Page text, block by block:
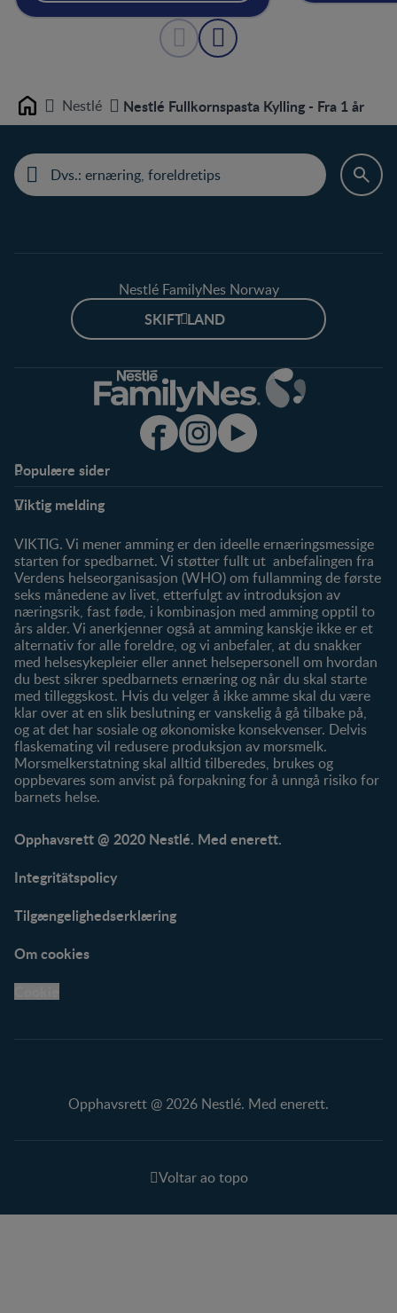
Home Nestlé Nestlé Fullkornspasta Kylling - Fra 1 år
Nestlé FamilyNes Norway
SKIFT LAND
Populære sider
FAQ
Våre merker
Viktig melding
VIKTIG. Vi mener amming er den ideelle ernæringsmessige
starten for spedbarnet. Vi støtter fullt ut anbefalingen fra
Verdens helseorganisasjon (WHO) om fullamming de første
seks månedene av livet, etterfulgt av introduksjon av
næringsrik, fast føde, i kombinasjon med amming opptil to
års alder. Vi anerkjenner også at amming kanskje ikke er et
alternativ for alle foreldre, og vi anbefaler, at du snakker
med helsesykepleier eller annet helsepersonell om hvordan
du best sikrer spedbarnets ernæring og når du skal starte
med tilleggskost. Hvis du velger å ikke amme skal du være
klar over at en slik beslutning er vanskelig å gå tilbake på,
og at det har sosiale og økonomiske konsekvenser. Delvis
flaskemating vil redusere produksjon av morsmelk.
Morsmelkerstatning skal alltid tilberedes, brukes og
oppbevares som anvist på forpakning for å unngå risiko for
barnets helse.
Opphavsrett @ 2020 Nestlé. Med enerett.
Integritätspolicy
Tilgængelighedserklæring
Om cookies
Opphavsrett @ 2026 Nestlé. Med enerett.
Voltar ao topo